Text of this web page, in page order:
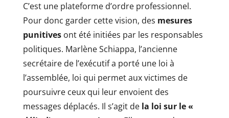
C’est une plateforme d’ordre professionnel.
Pour donc garder cette vision, des mesures
punitivesont été initiées par les responsables
politiques. Marlène Schiappa, l’ancienne
secrétaire de l’exécutif a porté une loi à
l’assemblée, loi qui permet aux victimes de
poursuivre ceux qui leur envoient des
messages déplacés. Il s’agit de la loi sur le «